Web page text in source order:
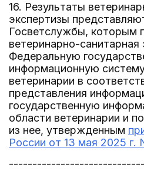
16. Результаты
экспертизы
Госветслужбы, которым
ветеринарно-санитарная
Федеральную
информационную
ветеринарии в
представления
государственную
области ветеринарии и
из нее, утвержденным
России от 13 мая 2025 г.